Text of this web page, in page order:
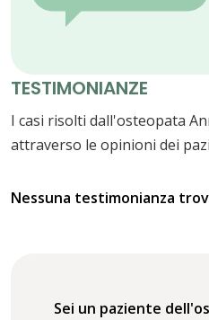
TESTIMONIANZE
I casi risolti dall'osteopata
attraverso le opinioni dei
Nessuna testimonianza
Sei un paziente